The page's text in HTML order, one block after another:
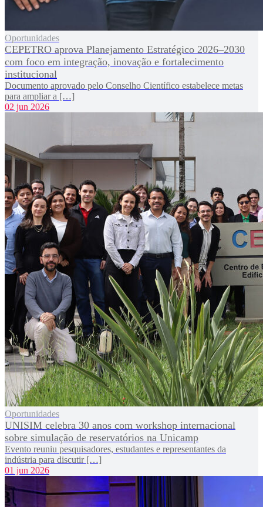
Oportunidades
CEPETRO aprova Planejamento Estratégico 2026–2030
com foco em integração, inovação e fortalecimento
institucional
Documento aprovado pelo Conselho Científico estabelece metas
para ampliar a […]
02 jun 2026
Oportunidades
UNISIM celebra 30 anos com workshop internacional
sobre simulação de reservatórios na Unicamp
Evento reuniu pesquisadores, estudantes e representantes da
indústria para discutir […]
01 jun 2026